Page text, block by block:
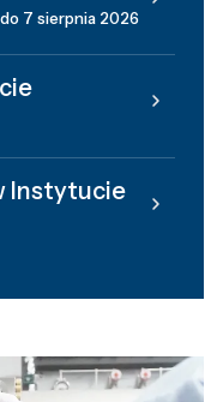
7 sierpnia 2026
Instytucie